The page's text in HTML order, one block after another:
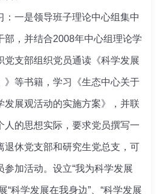
一是领导班子理论中心组集中
部，并结合2008年中心组理论学
党支部组织党员通读《科学发展
》等书籍，学习《生态中心关于
发展观活动的实施方案》，并联
人的思想实际，要求党员撰写一
退休党支部和研究生党总支，可
加活动。设立“我为科学发展
“科学发展在我身边”、“科学发展